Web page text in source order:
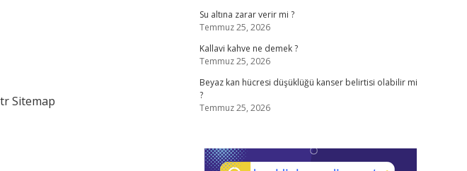
Sitemap
Su altına zarar verir mi ?
Temmuz 25, 2026
Kallavi kahve ne demek ?
Temmuz 25, 2026
Beyaz kan hücresi düşüklüğü kanser belirtisi olabilir mi
?
Temmuz 25, 2026